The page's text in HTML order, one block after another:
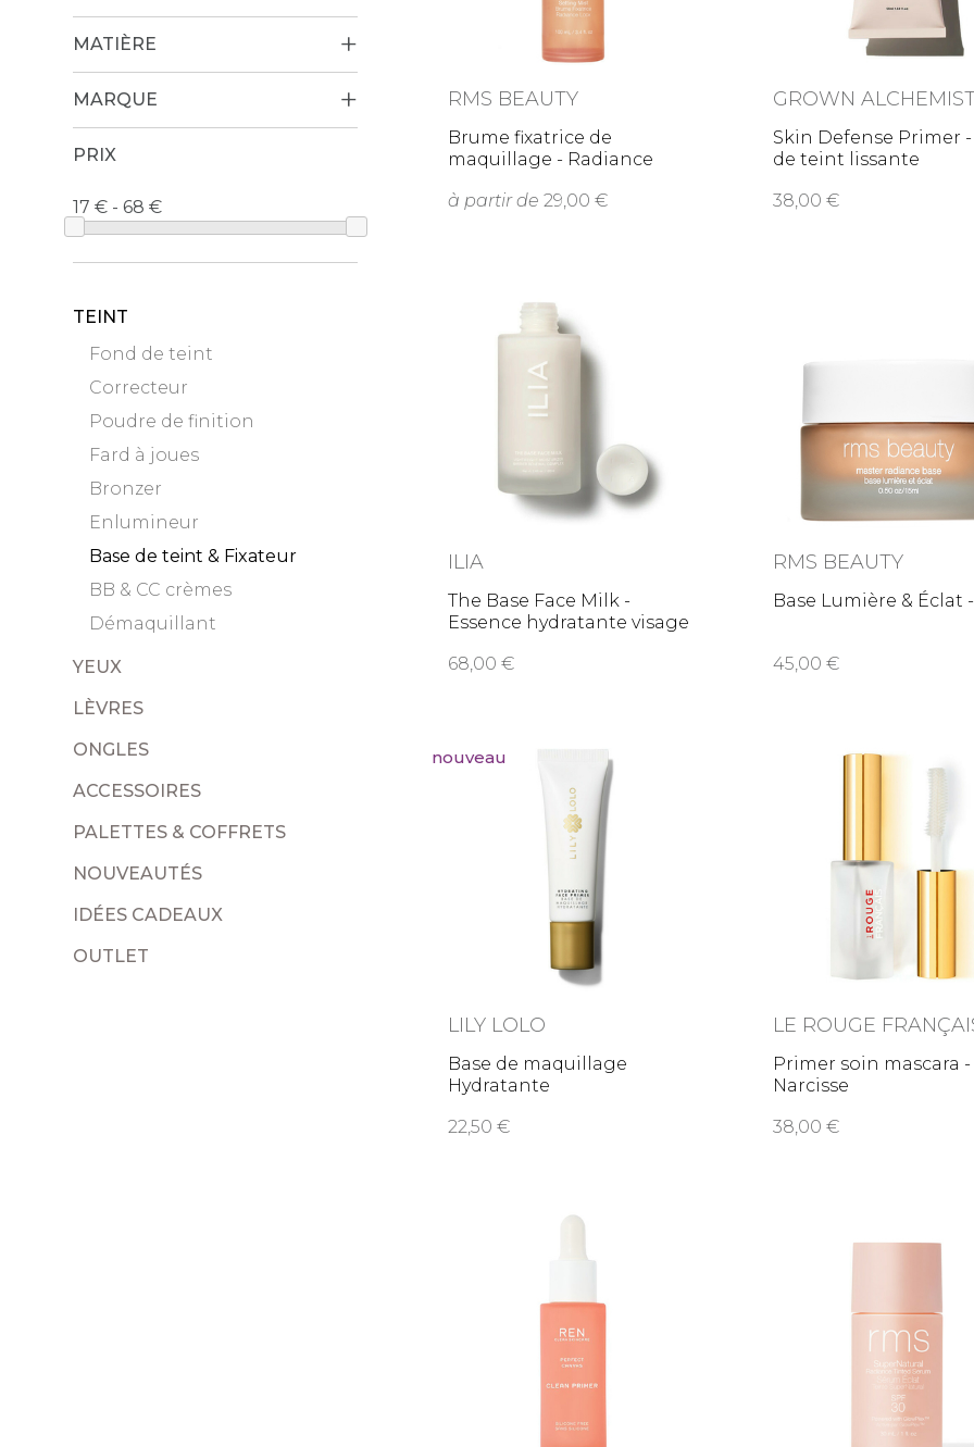
MATIÈRE
MARQUE
PRIX
17 € - 68
TEINT
Fond de teint
Correcteur
Poudre de finition
Fard à joues
Bronzer
Enlumineur
Base de teint & Fixateur
BB & CC crèmes
Démaquillant
YEUX
LÈVRES
ONGLES
ACCESSOIRES
PALETTES & COFFRETS
NOUVEAUTÉS
IDÉES CADEAUX
OUTLET
RMS BEAUTY
Brume fixatrice de
maquillage - Radiance
à partir de 29,00
GROWN
Skin Defense Primer -
de teint lissante
38,00
ILIA
The Base Face Milk -
Essence hydratante visage
68,00
RMS BEAUTY
Base Lumière & Éclat
45,00
nouveau
LILY LOLO
Base de maquillage
Hydratante
22,50
LE ROUGE
Primer soin mascara -
Narcisse
38,00